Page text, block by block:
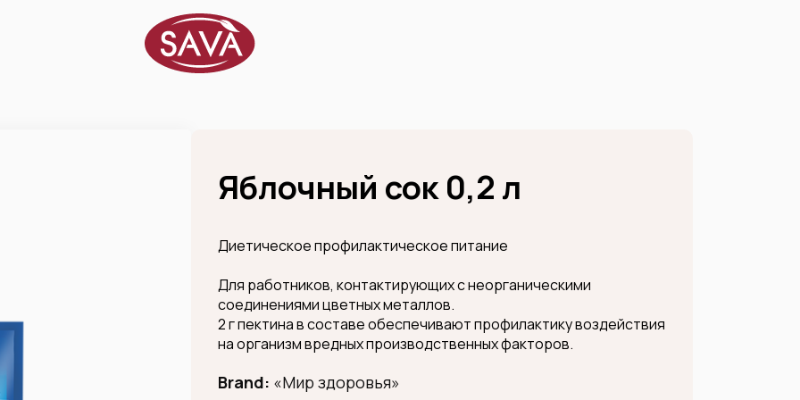
Яблочный сок 0,2 л
Диетическое профилактическое питание
Для работников, контактирующих с неорганическими
соединениями цветных металлов.
2 г пектина в составе обеспечивают профилактику воздействия
на организм вредных производственных факторов.
Brand: «Мир здоровья»